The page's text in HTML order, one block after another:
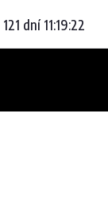
121 dní11:19:21